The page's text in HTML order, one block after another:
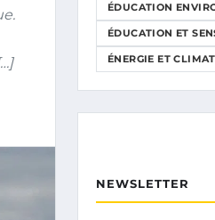
ÉDUCATION
ÉDUCATION ET
ÉNERGIE ET CLIMAT
NEWSLETTER